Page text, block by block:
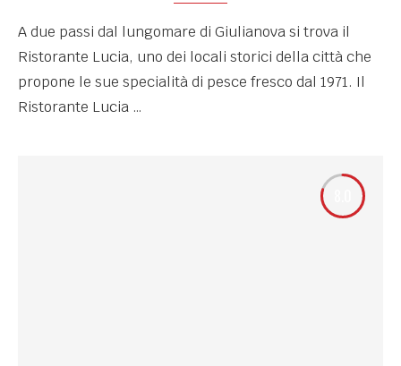
A due passi dal lungomare di Giulianova si trova il
Ristorante Lucia, uno dei locali storici della città che
propone le sue specialità di pesce fresco dal 1971. Il
Ristorante Lucia …